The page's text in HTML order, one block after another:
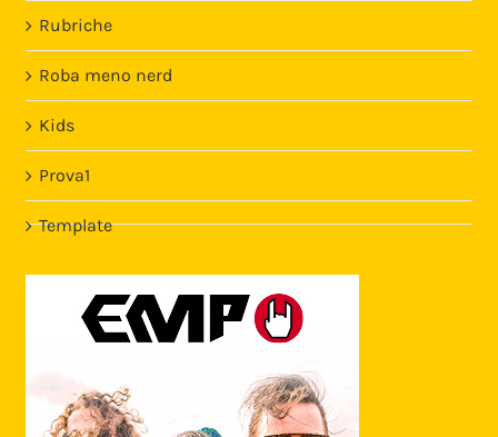
Rubriche
Roba meno nerd
Kids
Prova1
Template